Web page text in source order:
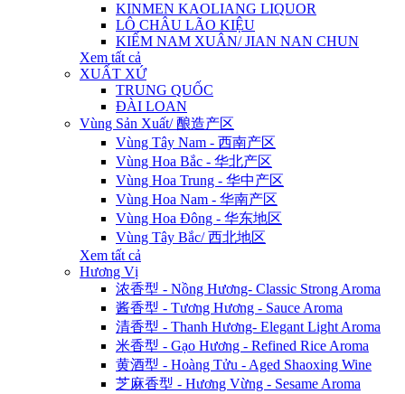
KINMEN KAOLIANG LIQUOR
LÔ CHÂU LÃO KIỆU
KIẾM NAM XUÂN/ JIAN NAN CHUN
Xem tất cả
XUẤT XỨ
TRUNG QUỐC
ĐÀI LOAN
Vùng Sản Xuất/ 酿造产区
Vùng Tây Nam - 西南产区
Vùng Hoa Bắc - 华北产区
Vùng Hoa Trung - 华中产区
Vùng Hoa Nam - 华南产区
Vùng Hoa Đông - 华东地区
Vùng Tây Bắc/ 西北地区
Xem tất cả
Hương Vị
浓香型 - Nồng Hương- Classic Strong Aroma
酱香型 - Tương Hương - Sauce Aroma
清香型 - Thanh Hương- Elegant Light Aroma
米香型 - Gạo Hương - Refined Rice Aroma
黄酒型 - Hoàng Tửu - Aged Shaoxing Wine
芝麻香型 - Hương Vừng - Sesame Aroma